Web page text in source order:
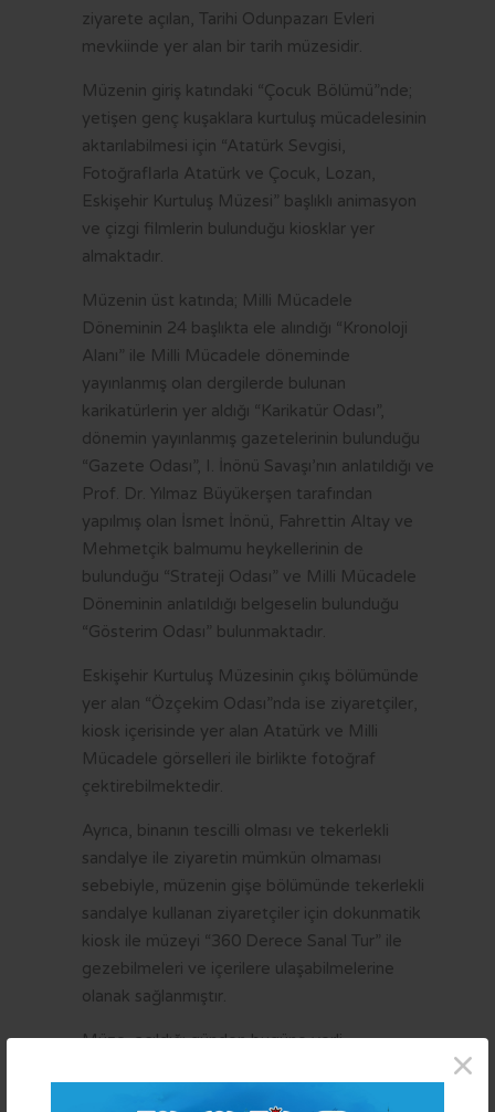
×
STRATEJİK PLAN
MEVZUAT
İÇ KONTROL
YETKİ VE SORUMLULUKLAR
BAŞVURU VE BELGELER
LOGOLAR
CV BANKASI
YAYINLARIMIZ
PARSELASYON PLANI İLANLARI
İLAN PORTALI
MECLİS KARARLARI
SAYDAMLIK VE HESAPVERİLEBİLİRLİK
K.V.K.K VE BİLGİ GÜVENLİĞİ
UKOME KARARLARI
BELEDİYE MECLİS ÜYESİ NASIL OLUNUR?
KÜLTÜR - SANAT
SAĞLIK HİZMETLERİ
SOSYAL BELEDİYECİLİK
SPOR
ULAŞIM
MEZARLIK BİLGİ SİSTEMİ
E-DEVLET
HAL FİYATLARI
TARİFELER
OTOBÜS SAATLERİ
TRAMVAY SAATLERİ
MİNİBÜS GÜZERGAHLARI
FR
ziyarete açılan, Tarihi Odunpazarı Evleri
mevkiinde yer alan bir tarih müzesidir.
Müzenin giriş katındaki “Çocuk Bölümü”nde;
yetişen genç kuşaklara kurtuluş mücadelesinin
aktarılabilmesi için “Atatürk Sevgisi,
Fotoğraflarla Atatürk ve Çocuk, Lozan,
Eskişehir Kurtuluş Müzesi” başlıklı animasyon
ve çizgi filmlerin bulunduğu kiosklar yer
almaktadır.
Müzenin üst katında; Milli Mücadele
Döneminin 24 başlıkta ele alındığı “Kronoloji
Alanı” ile Milli Mücadele döneminde
yayınlanmış olan dergilerde bulunan
karikatürlerin yer aldığı “Karikatür Odası”,
dönemin yayınlanmış gazetelerinin bulunduğu
“Gazete Odası”, I. İnönü Savaşı’nın anlatıldığı ve
Prof. Dr. Yılmaz Büyükerşen tarafından
yapılmış olan İsmet İnönü, Fahrettin Altay ve
Mehmetçik balmumu heykellerinin de
bulunduğu “Strateji Odası” ve Milli Mücadele
Döneminin anlatıldığı belgeselin bulunduğu
“Gösterim Odası” bulunmaktadır.
Eskişehir Kurtuluş Müzesinin çıkış bölümünde
yer alan “Özçekim Odası”nda ise ziyaretçiler,
kiosk içerisinde yer alan Atatürk ve Milli
Mücadele görselleri ile birlikte fotoğraf
çektirebilmektedir.
Ayrıca, binanın tescilli olması ve tekerlekli
sandalye ile ziyaretin mümkün olmaması
sebebiyle, müzenin gişe bölümünde tekerlekli
sandalye kullanan ziyaretçiler için dokunmatik
kiosk ile müzeyi “360 Derece Sanal Tur” ile
gezebilmeleri ve içerilere ulaşabilmelerine
olanak sağlanmıştır.
Müze, açıldığı günden bugüne yerli